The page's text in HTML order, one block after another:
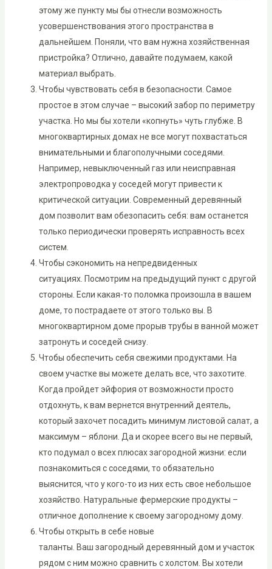
этому же пункту мы бы отнесли возможность
усовершенствования этого пространства в
дальнейшем. Поняли, что вам нужна хозяйственная
пристройка? Отлично, давайте подумаем, какой
материал выбрать.
Чтобы чувствовать себя в безопасности. Самое
простое в этом случае – высокий забор по периметру
участка. Но мы бы хотели «копнуть» чуть глубже. В
многоквартирных домах не все могут похвастаться
внимательными и благополучными соседями.
Например, невыключенный газ или неисправная
электропроводка у соседей могут привести к
критической ситуации. Современный деревянный
дом позволит вам обезопасить себя: вам останется
только периодически проверять исправность всех
систем.
Чтобы сэкономить на непредвиденных
ситуациях. Посмотрим на предыдущий пункт с другой
стороны. Если какая-то поломка произошла в вашем
доме, то пострадаете от этого только вы. В
многоквартирном доме прорыв трубы в ванной может
затронуть и соседей снизу.
Чтобы обеспечить себя свежими продуктами. На
своем участке вы можете делать все, что захотите.
Когда пройдет эйфория от возможности просто
отдохнуть, к вам вернется внутренний деятель,
который захочет посадить минимум листовой салат, а
максимум – яблони. Да и скорее всего вы не первый,
кто подумал о всех плюсах загородной жизни: если
познакомиться с соседями, то обязательно
выяснится, что у кого-то из них есть свое небольшое
хозяйство. Натуральные фермерские продукты –
отличное дополнение к своему загородному дому.
Чтобы открыть в себе новые
таланты. Ваш загородный деревянный дом и участок
рядом с ним можно сравнить с холстом. Вы хотели